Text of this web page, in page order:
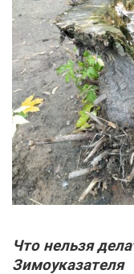
Что нельзя
Зимоуказателя